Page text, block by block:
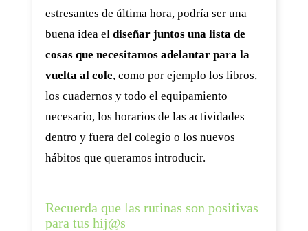
estresantes de última hora, podría ser una
buena idea el diseñar juntos una lista de
cosas que necesitamos adelantar para la
vuelta al cole, como por ejemplo los libros,
los cuadernos y todo el equipamiento
necesario, los horarios de las actividades
dentro y fuera del colegio o los nuevos
hábitos que queramos introducir.
Recuerda que las rutinas son positivas
para tus hij@s